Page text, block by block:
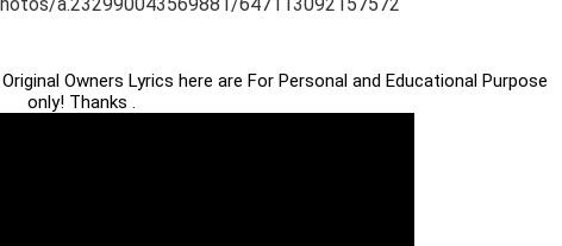
Owners Lyrics here are For Personal and Educational Purpose
only! Thanks .